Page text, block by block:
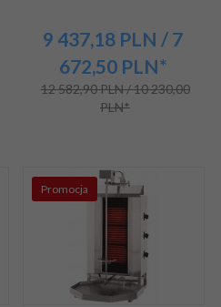
9 437,18 PLN / 7
672,50 PLN*
12 582,90 PLN / 10 230,00
PLN*
Promocja